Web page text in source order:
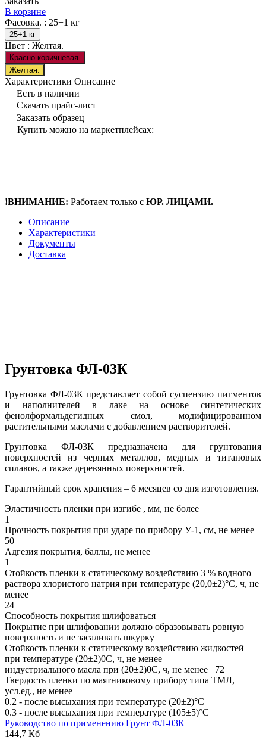
В корзине
Фасовка. : 25+1 кг
25+1 кг
Цвет : Желтая.
Красно-коричневая.
Желтая.
Характеристики Описание
Есть в наличии
Скачать прайс-лист
Заказать образец
Купить можно на маркетплейсах:
!ВНИМАНИЕ: Работаем только с ЮР. ЛИЦАМИ.
Описание
Характеристики
Документы
Доставка
Грунтовка ФЛ-03К
Грунтовка ФЛ-03К представляет собой суспензию пигментов
и наполнителей в лаке на основе синтетических
фенолформальдегидных смол, модифицированном
растительными маслами с добавлением растворителей.
Грунтовка ФЛ-03К предназначена для грунтования
поверхностей из черных металлов, медных и титановых
сплавов, а также деревянных поверхностей.
Гарантийный срок хранения – 6 месяцев со дня изготовления.
Эластичность пленки при изгибе , мм, не более
1
Прочность покрытия при ударе по прибору У-1, см, не менее
50
Адгезия покрытия, баллы, не менее
1
Стойкость пленки к статическому воздействию 3 % водного
раствора хлористого натрия при температуре (20,0±2)°С, ч, не
менее
24
Способность покрытия шлифоваться
Покрытие при шлифовании должно образовывать ровную
поверхность и не засаливать шкурку
Стойкость пленки к статическому воздействию жидкостей
при температуре (20±2)0С, ч, не менее
индустриального масла при (20±2)0С, ч, не менее 72
Твердость пленки по маятниковому прибору типа ТМЛ,
усл.ед., не менее
0.2 - после высыхания при температуре (20±2)°С
0.3 - после высыхания при температуре (105±5)°С
Руководство по применению Грунт ФЛ-03К
144,7 Кб